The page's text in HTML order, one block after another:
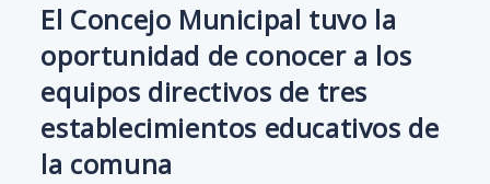
El Concejo Municipal tuvo la
oportunidad de conocer a los
equipos directivos de tres
establecimientos educativos de
la comuna